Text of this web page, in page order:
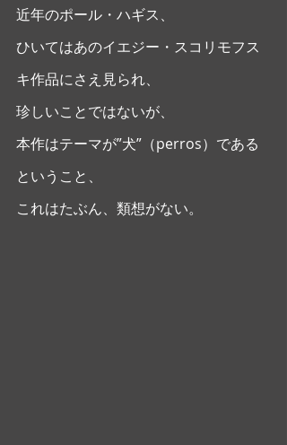
近年のポール・ハギス、
ひいてはあのイエジー・スコリモフス
キ作品にさえ見られ、
珍しいことではないが、
本作はテーマが”犬”（perros）である
ということ、
これはたぶん、類想がない。